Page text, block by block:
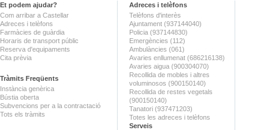
Et podem ajudar?
Com arribar a Castellar
Adreces i telèfons
Farmàcies de guàrdia
Horaris de transport públic
Reserva d'equipaments
Cita prèvia
Tràmits Freqüents
Instància genèrica
Bústia oberta
Subvencions per a la contractació
Tots els tràmits
Adreces i telèfons
Telèfons d'interès
Ajuntament (937144040)
Policia (937144830)
Emergències (112)
Ambulàncies (061)
Avaries enllumenat (686216138)
Avaries aigua (900304070)
Recollida de mobles i altres
voluminosos (900150140)
Recollida de restes vegetals
(900150140)
Tanatori (937471203)
Totes les adreces i telèfons
Serveis